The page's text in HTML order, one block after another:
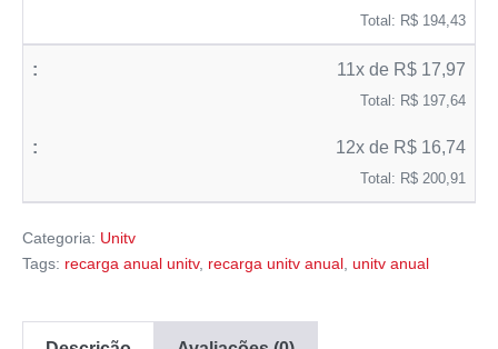
Total: R$ 194,43
11x de R$ 17,97
Total: R$ 197,64
12x de R$ 16,74
Total: R$ 200,91
Categoria: Unitv
Tags: recarga anual unitv, recarga unitv anual unitv anual